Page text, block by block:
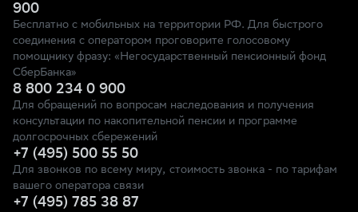
900
Бесплатно с мобильных на территории РФ. Для быстрого
соединения с оператором проговорите голосовому
помощнику фразу: «Негосударственный пенсионный фонд
СберБанка»
8 800 234 0 900
Для обращений по вопросам наследования и получения
консультации по накопительной пенсии и программе
долгосрочных сбережений
+7 (495) 500 55 50
Для звонков по всему миру, стоимость звонка - по тарифам
вашего оператора связи
+7 (495) 785 38 87